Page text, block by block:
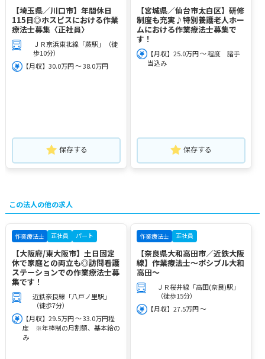
【埼玉県／川口市】年間休日
115日◎ホスピスにおける作業
療法士募集〈正社員〉
ＪＲ京浜東北線「蕨駅」（徒
歩10分）
【月収】30.0万円 ～ 38.0万円
保存する
【宮城県／仙台市太白区】研修
制度も充実♪特別養護老人ホー
ムにおける作業療法士募集で
す！
【月収】25.0万円 ～ 程度 諸手
当込み
保存する
この法人の他の求人
作業療法士 正社員 パート
【大阪府/東大阪市】土日固定
休で家庭との両立も◎訪問看護
ステーションでの作業療法士募
集です！
近鉄奈良線「八戸ノ里駅」
（徒歩7分）
【月収】29.5万円 ～ 33.0万円程
度 ※年棒制の月割額、基本給の
み
作業療法士 正社員
【奈良県大和高田市／近鉄大阪
線】作業療法士～ポシブル大和
高田～
ＪＲ桜井線「高田(奈良)駅」
（徒歩15分）
【月収】27.5万円 ～